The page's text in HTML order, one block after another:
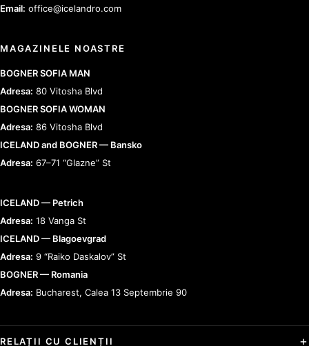
Email: office@icelandro.com
MAGAZINELE NOASTRE
BOGNER SOFIA MAN
Adresa: 80 Vitosha Blvd
BOGNER SOFIA WOMAN
Adresa: 86 Vitosha Blvd
ICELAND and BOGNER — Bansko
Adresa: 67–71 “Glazne” St
ICELAND — Petrich
Adresa: 18 Vanga St
ICELAND — Blagoevgrad
Adresa: 9 “Raiko Daskalov” St
BOGNER — Romania
Adresa: Bucharest, Calea 13 Septembrie 90
RELAȚII CU CLIENȚII